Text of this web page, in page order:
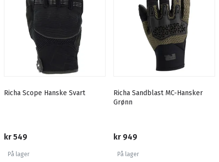
Richa Scope Hanske Svart
kr 549
På lager
Richa Sandblast MC-Hansker
Grønn
kr 949
På lager